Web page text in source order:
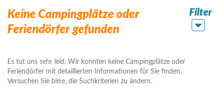
Keine Campingplätze oder
Feriendörfer gefunden
Filter
Es tut uns sehr leid. Wir konnten keine Campingplätze oder
Feriendörfer mit detaillierten Informationen für Sie finden.
Versuchen Sie bitte, die Suchkriterien zu ändern.